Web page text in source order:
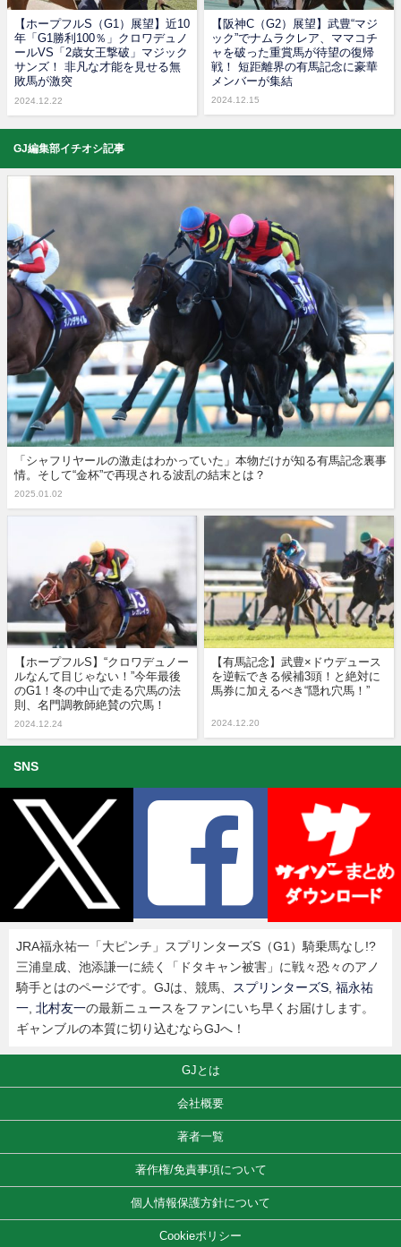
【ホープフルS（G1）展望】近10
年「G1勝利100％」クロワデュノ
ールVS「2歳女王撃破」マジック
サンズ！ 非凡な才能を見せる無
敗馬が激突
2024.12.22
【阪神C（G2）展望】武豊“マジ
ック”でナムラクレア、ママコチ
ャを破った重賞馬が待望の復帰
戦！ 短距離界の有馬記念に豪華
メンバーが集結
2024.12.15
GJ編集部イチオシ記事
「シャフリヤールの激走はわかっていた」本物だけが知る有馬記念裏事
情。そして“金杯”で再現される波乱の結末とは？
2025.01.02
【ホープフルS】“クロワデュノー
ルなんて目じゃない！”今年最後
のG1！冬の中山で走る穴馬の法
則、名門調教師絶賛の穴馬！
2024.12.24
【有馬記念】武豊×ドウデュース
を逆転できる候補3頭！と絶対に
馬券に加えるべき“隠れ穴馬！”
2024.12.20
SNS
JRA福永祐一「大ピンチ」スプリンターズS（G1）騎乗馬なし!?
三浦皇成、池添謙一に続く「ドタキャン被害」に戦々恐々のアノ
騎手とはのページです。GJは、競馬、
スプリンターズS 福永祐
一 北村友一の最新ニュースをファンにいち早くお届けします。
ギャンブルの本質に切り込むならGJへ！
GJとは
会社概要
著者一覧
著作権/免責事項について
個人情報保護方針について
Cookieポリシー